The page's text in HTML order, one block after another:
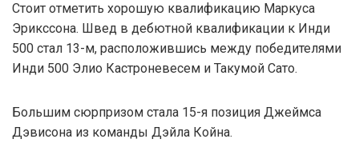
Стоит отметить хорошую квалификацию Маркуса
Эрикссона. Швед в дебютной квалификации к Инди
500 стал 13-м, расположившись между победителями
Инди 500 Элио Кастроневесем и Такумой Сато.
Большим сюрпризом стала 15-я позиция Джеймса
Дэвисона из команды Дэйла Койна.